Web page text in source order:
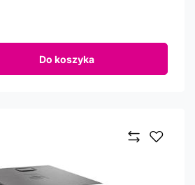
Do koszyka